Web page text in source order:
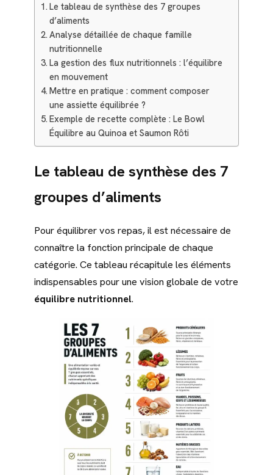
Le tableau de synthèse des 7 groupes
d’aliments
Analyse détaillée de chaque famille
nutritionnelle
La gestion des flux nutritionnels : l’équilibre
en mouvement
Mettre en pratique : comment composer
une assiette équilibrée ?
Exemple de recette complète : Le Bowl
Équilibre au Quinoa et Saumon Rôti
Le tableau de synthèse des 7
groupes d’aliments
Pour équilibrer vos repas, il est nécessaire de
connaître la fonction principale de chaque
catégorie. Ce tableau récapitule les éléments
indispensables pour une vision globale de votre
équilibre nutritionnel.